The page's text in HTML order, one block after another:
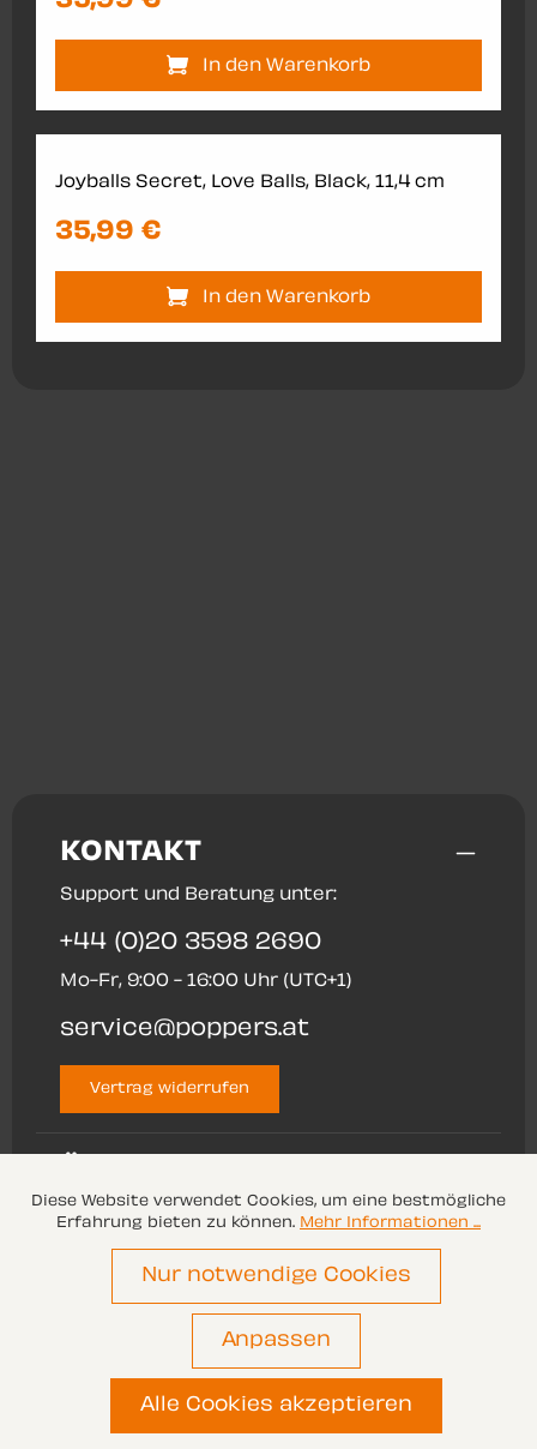
In den Warenkorb
Joyballs Secret, Love Balls, Black, 11,4 cm
35,99 €
In den Warenkorb
KONTAKT
Support und Beratung unter:
+44 (0)20 3598 2690
Mo-Fr, 9:00 - 16:00 Uhr (UTC+1)
service@poppers.at
Vertrag widerrufen
Alle Preise inkl. gesetzl. Mehrwertsteuer zzgl.
und ggf. Nachnahmegebühren,
wenn nicht anders angegeben.
Diese Website verwendet Cookies, um eine bestmögliche
Erfahrung bieten zu können. Mehr Informationen ...
Nur notwendige Cookies
Anpassen
Alle Cookies akzeptieren